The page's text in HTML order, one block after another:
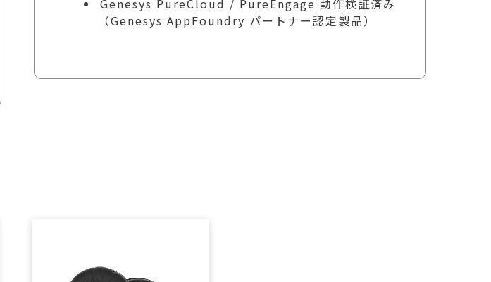
Genesys PureCloud / PureEngage 動作検証済み
（Genesys AppFoundry パートナー認定製品）